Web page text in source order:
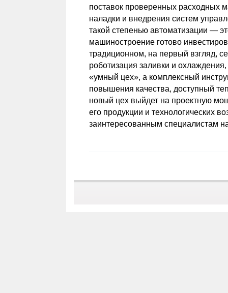
поставок проверенных расходных
наладки и внедрения систем
такой степенью автоматизации —
машиностроение готово
традиционном, на первый взгляд,
роботизация заливки и
«умный цех», а комплексный
повышения качества, доступный
новый цех выйдет на проектную
его продукции и технологических
заинтересованным специалистам